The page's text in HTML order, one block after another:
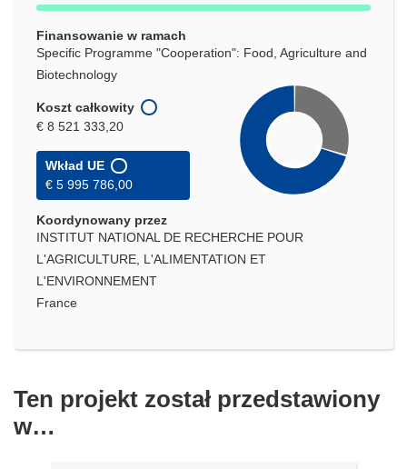
Finansowanie w ramach
Specific Programme "Cooperation": Food, Agriculture and
Biotechnology
Koszt całkowity
€ 8 521 333,20
Wkład UE
€ 5 995 786,00
Koordynowany przez
INSTITUT NATIONAL DE RECHERCHE POUR
L'AGRICULTURE, L'ALIMENTATION ET
L'ENVIRONNEMENT
France
Ten projekt został przedstawiony
w…